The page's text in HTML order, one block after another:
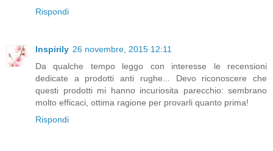
Rispondi
Inspirily 26 novembre, 2015 12:11
Da qualche tempo leggo con interesse le recensioni
dedicate a prodotti anti rughe... Devo riconoscere che
questi prodotti mi hanno incuriosita parecchio: sembrano
molto efficaci, ottima ragione per provarli quanto prima!
Rispondi